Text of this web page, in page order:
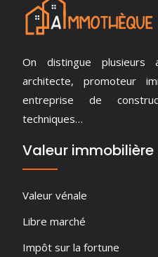
On distingue plusieurs
architecte, promoteur
entreprise de
techniques…
Valeur immobilière
Valeur vénale
Libre marché
Impôt sur la fortune